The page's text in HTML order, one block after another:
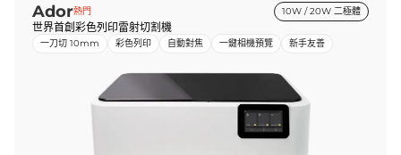
Ador熱門 10W / 20W 二極體
世界首創彩色列印雷射切割機
一刀切 10mm 彩色列印 自動對焦 一鍵相機預覽 新手友善